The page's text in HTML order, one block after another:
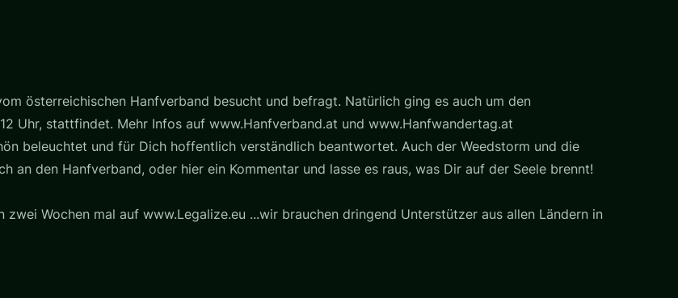
österreichischen Hanfverband besucht und befragt. Natürlich ging es auch um den
Uhr, stattfindet. Mehr Infos auf www.Hanfverband.at und www.Hanfwandertag.at
beleuchtet und für Dich hoffentlich verständlich beantwortet. Auch der Weedstorm und die
an den Hanfverband, oder hier ein Kommentar und lasse es raus, was Dir auf der Seele brennt!
Wochen mal auf www.Legalize.eu ...wir brauchen dringend Unterstützer aus allen Ländern in